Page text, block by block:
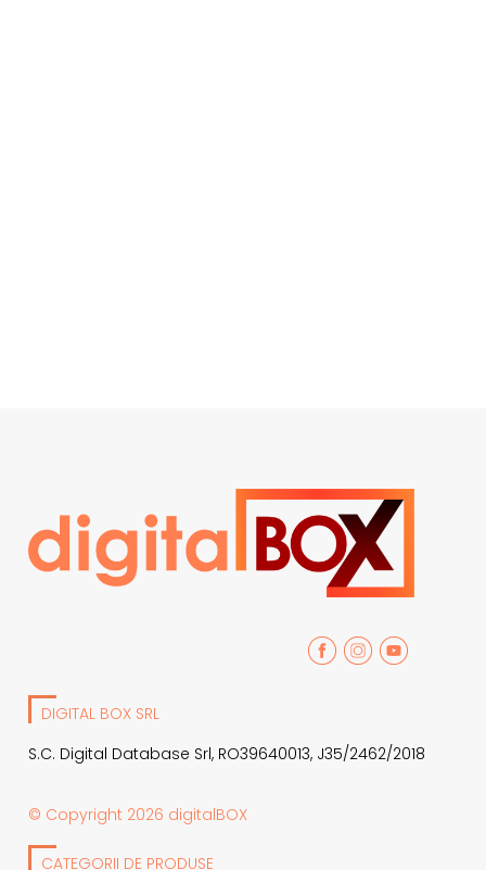
DIGITAL BOX SRL
S.C. Digital Database Srl, RO39640013, J35/2462/2018
© Copyright 2026 digitalBOX
CATEGORII DE PRODUSE